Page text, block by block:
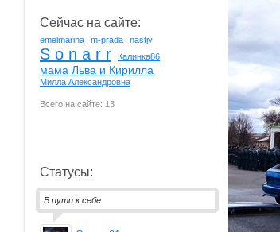
Сейчас на сайте:
emelmarina m-prada nastjv
S o n a r r Калинка86
мама Льва и Кирилла
Милла Александровна
Всего на сайте: 13
Статусы:
В пути к себе